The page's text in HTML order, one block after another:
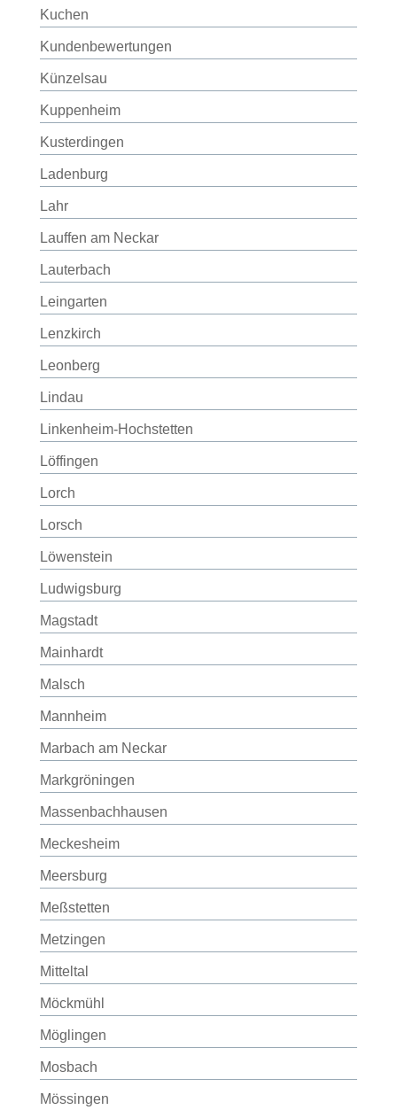
Kuchen
Kundenbewertungen
Künzelsau
Kuppenheim
Kusterdingen
Ladenburg
Lahr
Lauffen am Neckar
Lauterbach
Leingarten
Lenzkirch
Leonberg
Lindau
Linkenheim-Hochstetten
Löffingen
Lorch
Lorsch
Löwenstein
Ludwigsburg
Magstadt
Mainhardt
Malsch
Mannheim
Marbach am Neckar
Markgröningen
Massenbachhausen
Meckesheim
Meersburg
Meßstetten
Metzingen
Mitteltal
Möckmühl
Möglingen
Mosbach
Mössingen